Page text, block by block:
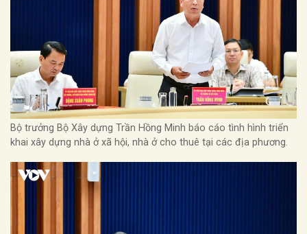
Bộ trưởng Bộ Xây dựng Trần Hồng Minh báo cáo tình hình triển
khai xây dựng nhà ở xã hội, nhà ở cho thuê tại các địa phương.